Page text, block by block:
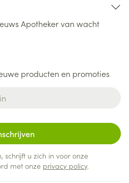
Apotheker van wacht
producten en promoties
schrijft u zich in voor onze
met onze privacy policy.